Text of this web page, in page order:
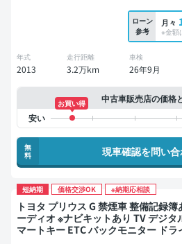
ローン
参考
月々
※金額
年式
2013
走行距離
3.2万km
車検
26年9月
中古車販売店の価格
お買い得
無
料
現車確認を問い
短納期 価格交渉OK ※納期応相談
トヨタ プリウス G 禁煙車 整備記録簿あり ディスプレイオ
ーディオ ※ナビキットあり TV デジタ
マートキー ETC バックモニター ド